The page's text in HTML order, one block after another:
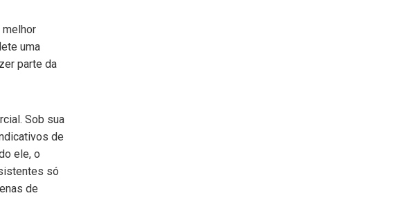
melhor
uma
parte da
Sob sua
de
ele, o
só
de